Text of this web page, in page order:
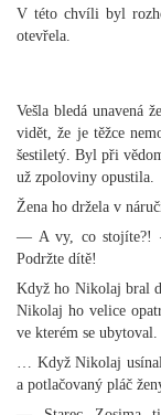
V této chvíli byl
otevřela.
Vešla bledá unavená
vidět, že je těžce
šestiletý. Byl při
už zpoloviny opustila.
Žena ho držela v
— A vy, co stojíte?!
Podržte dítě!
Když ho Nikolaj bral
Nikolaj ho velice
ve kterém se ubytoval.
… Když Nikolaj
a potlačovaný pláč